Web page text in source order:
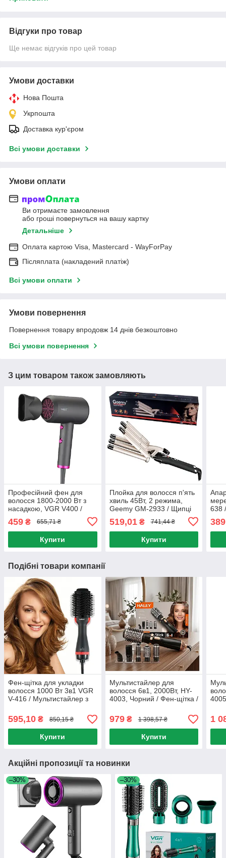
Відгуки про товар
Ще немає відгуків про цей товар
Умови доставки
Нова Пошта
Укрпошта
Доставка кур'єром
Всі умови доставки
Умови оплати
Ви отримаєте замовлення
або гроші повернуться на вашу картку
Детальніше
Оплата картою Visa, Mastercard - WayForPay
Післяплата (накладений платіж)
Всі умови оплати
Умови повернення
Повернення товару впродовж 14 днів безкоштовно
Всі умови повернення
З цим товаром також замовляють
Професійний фен для
волосся 1800-2000 Вт з
насадкою, VGR V400 /
укладання волосся
459 ₴ 655,71 ₴
Купити
Плойка для волосся п'ять
хвиль 45Вт, 2 режима,
Geemy GM-2933 / Щипці
регулюванням
температури
519,01₴ 741,44 ₴
Купити
638
389
Подібні товари компанії
Фен-щітка для укладки
волосся 1000 Вт 3в1 VGR
V-416 / Мультистайлер з
волосся
595,10 ₴ 850,15 ₴
Купити
Мультистайлер для
волосся 6в1, 2000Вт, HY-
4003, Чорний / Фен-щітка /
Фен-браш для волосся
979₴ 1 398,57 ₴
Купити
1
Акційні пропозиції та новинки
–30% –30%